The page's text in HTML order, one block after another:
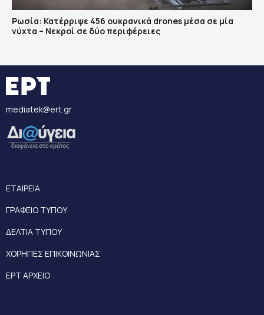
Ρωσία: Κατέρριψε 456 ουκρανικά drones μέσα σε μία
νύχτα – Νεκροί σε δύο περιφέρειες
mediatek@ert.gr
ΕΤΑΙΡΕΙΑ
ΓΡΑΦΕΙΟ ΤΥΠΟΥ
ΔΕΛΤΙΑ ΤΥΠΟΥ
ΧΟΡΗΓΙΕΣ ΕΠΙΚΟΙΝΩΝΙΑΣ
ΕΡΤ ΑΡΧΕΙΟ